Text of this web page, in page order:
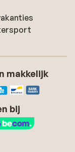
makkelijk
bij